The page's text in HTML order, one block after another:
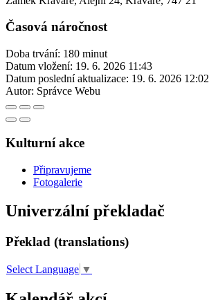
Časová náročnost
Doba trvání: 180 minut
Datum vložení: 19. 6. 2026 11:43
Datum poslední aktualizace: 19. 6. 2026 12:02
Autor: Správce Webu
Kulturní akce
Připravujeme
Fotogalerie
Univerzální překladač
Překlad (translations)
Select Language ▼